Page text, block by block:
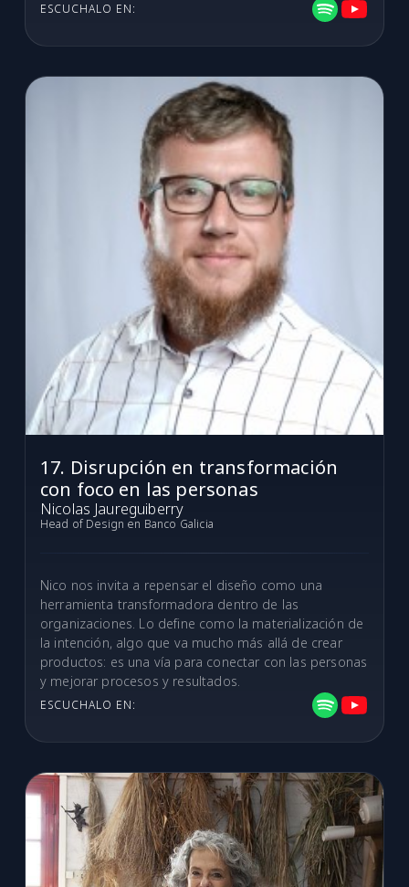
ESCUCHALO EN:
17. Disrupción en transformación
con foco en las personas
Nicolas Jaureguiberry
Head of Design en Banco Galicia
Nico nos invita a repensar el diseño como una
herramienta transformadora dentro de las
organizaciones. Lo define como la materialización de
la intención, algo que va mucho más allá de crear
productos: es una vía para conectar con las personas
y mejorar procesos y resultados.
ESCUCHALO EN: